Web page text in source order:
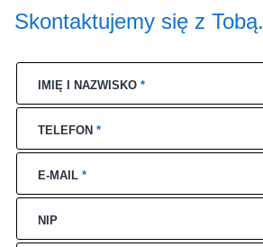
Skontaktujemy się z Tobą.
IMIĘ I NAZWISKO *
TELEFON *
E-MAIL *
NIP